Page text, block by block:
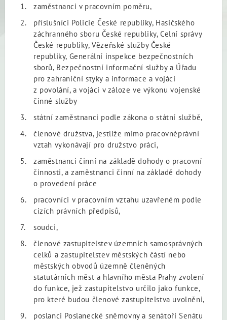
zaměstnanci v pracovním poměru,
příslušníci Policie České republiky, Hasičského
záchranného sboru České republiky, Celní správy
České republiky, Vězeňské služby České
republiky, Generální inspekce bezpečnostních
sborů, Bezpečnostní informační služby a Úřadu
pro zahraniční styky a informace a vojáci
z povolání, a vojáci v záloze ve výkonu vojenské
činné služby
státní zaměstnanci podle zákona o státní službě,
členové družstva, jestliže mimo pracovněprávní
vztah vykonávají pro družstvo práci,
zaměstnanci činní na základě dohody o pracovní
činnosti, a zaměstnanci činní na základě dohody
o provedení práce
pracovníci v pracovním vztahu uzavřeném podle
cizích právních předpisů,
soudci,
členové zastupitelstev územních samosprávných
celků a zastupitelstev městských částí nebo
městských obvodů územně členěných
statutárních měst a hlavního města Prahy zvolení
do funkce, jež zastupitelstvo určilo jako funkce,
pro které budou členové zastupitelstva uvolněni,
poslanci Poslanecké sněmovny a senátoři Senátu